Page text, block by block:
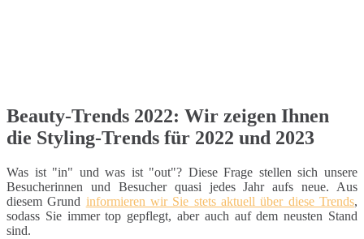
Beauty-Trends 2022: Wir zeigen Ihnen
die Styling-Trends für 2022 und 2023
Was ist "in" und was ist "out"? Diese Frage stellen sich unsere
Besucherinnen und Besucher quasi jedes Jahr aufs neue. Aus
diesem Grund informieren wir Sie stets aktuell über diese Trends,
sodass Sie immer top gepflegt, aber auch auf dem neusten Stand
sind.